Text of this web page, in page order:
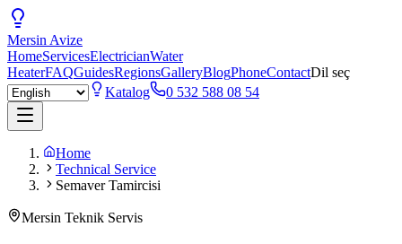
Mersin Avize
HomeServicesElectricianWater
HeaterFAQGuidesRegionsGalleryBlogPhoneContactDil seç
Katalog
0 532 588 08 54
Home
Technical Service
Semaver Tamircisi
Mersin Teknik Servis